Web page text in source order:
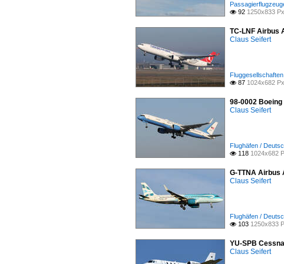
 92 1250x833
TC-LNF Airbus
Claus Seifert
 87 1024x682
98-0002
Claus Seifert
Flughäfen /
 118 1024x682
G-TTNA Airbus
Claus Seifert
Flughäfen /
 103 1250x833
YU-SPB
Claus Seifert